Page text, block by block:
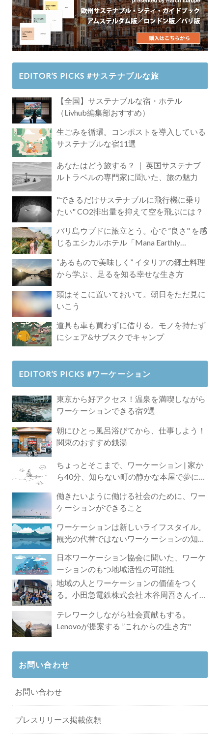
EDITOR’S PICKS #サステナブルな旅
【全国】サステナブルな宿・ホテル
（Livhub編集部おすすめ）
生ごみを循環。コンポストを導入している
サステナブルな宿11選
あなたはどう旅する？ ｜ 英国サステナブ
ルトラベルの専門家に聞いた、旅の魅力
"できるだけサステナブルに飛行機に乗り
たい" CO2排出量を抑えて空を飛ぶには？
バリ島ウブドに旅立とう。心で ”良さ" を感
じるエシカルホテル「Mana Earthly
“あるもので美味しく” イタリアの郷土料理
から学ぶ 、足るを知る幸せな生き方
頭はそこに置いておいて。朝日をただ見に
いこう
道具も車も買わずに借りる。モノを持たず
にシェア&サブスクでキャンプ
EDITOR’S PICKS #ワーケーション
東京から好アクセス！温泉を満喫しながら
ワーケーションできる宿9選
朝にひとっ風呂浴びてから、仕事しよう！
関東のおすすめ銭湯
ちょっとそこまで、ワーケーション | 家か
ら40分、知らない町の静かな本屋で夢に近
働きたいように働ける社会のために、ワー
ケーションができること
ワーケーションは新しいライフスタイル。
観光の代替ではないワーケーションの知ら
日本ワーケーション協会に聞いた、ワーケ
ーションのもつ地域活性の可能性
地域の人とワーケーションの価値をつく
る。小田急電鉄株式会社 木谷周吾さんイン
テレワークしながら社会貢献もする。
Lenovoが提案する ”これからの生き方"
お問い合わせ
お問い合わせ
プレスリリース掲載依頼